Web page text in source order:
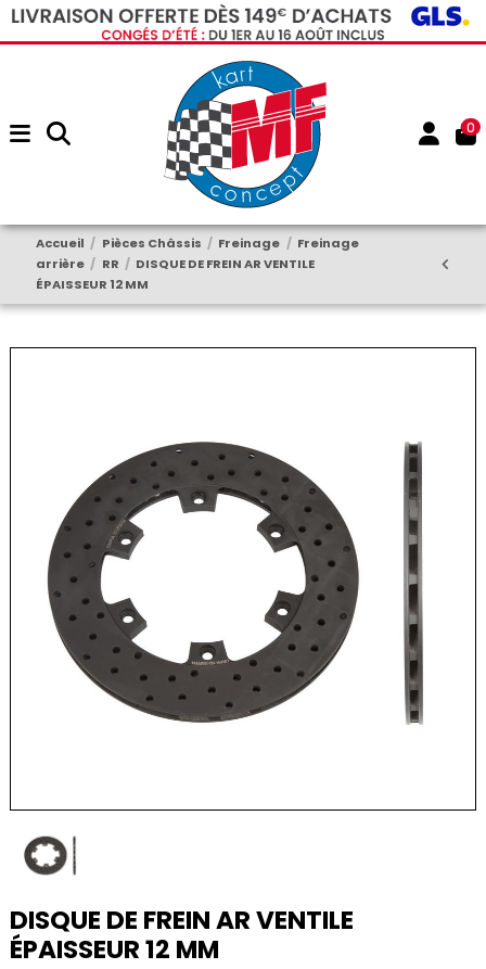
0
Accueil Pièces Châssis Freinage
Freinage
arrière
RR
DISQUE DE FREIN AR VENTILE
ÉPAISSEUR 12 MM
DISQUE DE FREIN AR VENTILE
ÉPAISSEUR 12 MM